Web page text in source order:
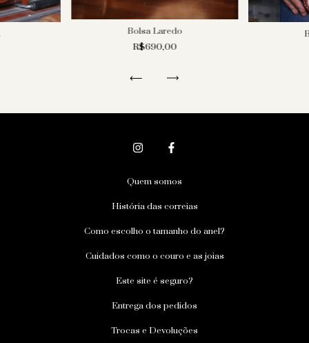
Bolsa Laredo
R$690,00
Quem somos
História das correias
Como escolho o tamanho do anel?
Cuidados como o couro e as joias
Este site é seguro?
Entrega dos pedidos
Trocas e Devoluções